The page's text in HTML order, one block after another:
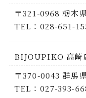
〒321-0968 栃木
TEL：028-651-
BIJOUPIKO 高崎
〒370-0043 群馬
TEL：027-393-